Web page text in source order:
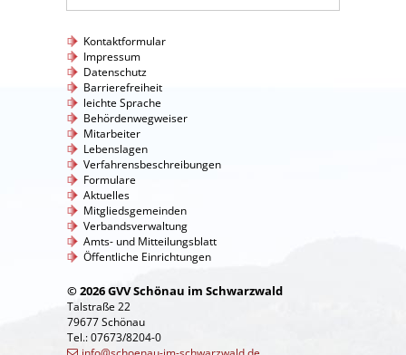
Kontaktformular
Impressum
Datenschutz
Barrierefreiheit
leichte Sprache
Behördenwegweiser
Mitarbeiter
Lebenslagen
Verfahrensbeschreibungen
Formulare
Aktuelles
Mitgliedsgemeinden
Verbandsverwaltung
Amts- und Mitteilungsblatt
Öffentliche Einrichtungen
© 2026 GVV Schönau im Schwarzwald
Talstraße 22
79677 Schönau
Tel.: 07673/8204-0